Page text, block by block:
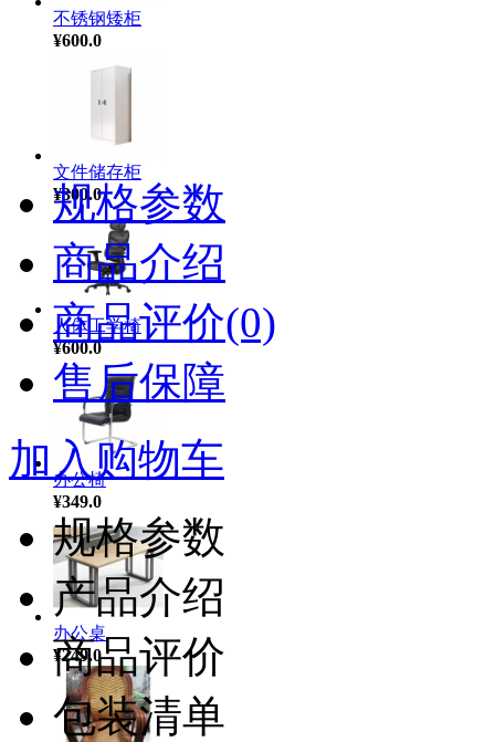
不锈钢矮柜
¥600.0
文件储存柜
¥300.0
人体工学椅
¥600.0
办公椅
¥349.0
办公桌
¥249.0
规格参数
商品介绍
商品评价(0)
售后保障
加入购物车
规格参数
产品介绍
商品评价
包装清单